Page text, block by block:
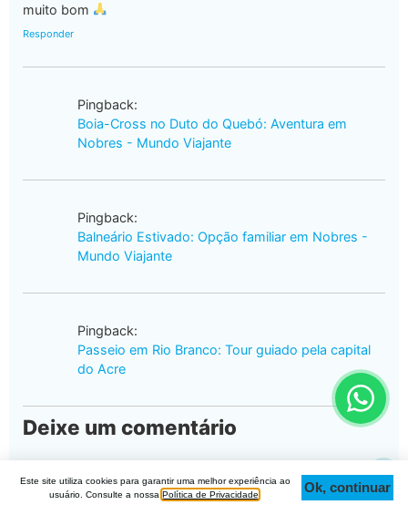
muito bom
Responder
Pingback:
Boia-Cross no Duto do Quebó: Aventura em
Nobres - Mundo Viajante
Pingback:
Balneário Estivado: Opção familiar em Nobres -
Mundo Viajante
Pingback:
Passeio em Rio Branco: Tour guiado pela capital
do Acre
Deixe um comentário
Campos obrigatórios são marcados com* Topo
Este site utiliza cookies para garantir uma melhor experiência ao
usuário. Consulte a nossa Política de Privacidade Ok, continuar